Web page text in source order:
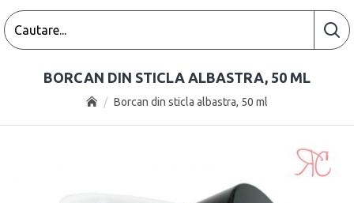
Borcan din sticla albastra, 50 ml
BORCAN DIN STICLA ALBASTRA, 50 ML